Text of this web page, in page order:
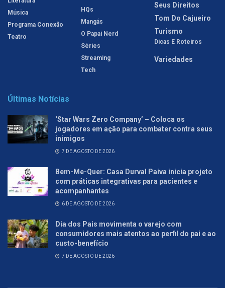
Música
Programa Conexão
Teatro
HQs
Mangás
O Papai Nerd
Séries
Streaming
Tech
Seus Direitos
Tom Do Cajueiro
Turismo
Dicas E Roteiros
Variedades
Últimas Notícias
‘Star Wars Zero Company’ – Coloca os
jogadores em ação para combater contra seus
inimigos
7 DE AGOSTO DE 2026
Bem-Me-Quer: Casa Durval Paiva inicia projeto
com práticas integrativas para pacientes e
acompanhantes
6 DE AGOSTO DE 2026
Dia dos Pais movimenta o varejo com
consumidores mais atentos ao perfil do pai e ao
custo-benefício
7 DE AGOSTO DE 2026